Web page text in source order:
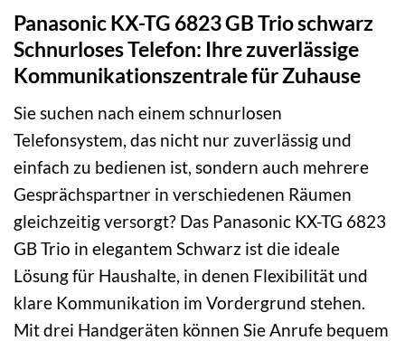
Panasonic KX-TG 6823 GB Trio schwarz
Schnurloses Telefon: Ihre zuverlässige
Kommunikationszentrale für Zuhause
Sie suchen nach einem schnurlosen
Telefonsystem, das nicht nur zuverlässig und
einfach zu bedienen ist, sondern auch mehrere
Gesprächspartner in verschiedenen Räumen
gleichzeitig versorgt? Das Panasonic KX-TG 6823
GB Trio in elegantem Schwarz ist die ideale
Lösung für Haushalte, in denen Flexibilität und
klare Kommunikation im Vordergrund stehen.
Mit drei Handgeräten können Sie Anrufe bequem